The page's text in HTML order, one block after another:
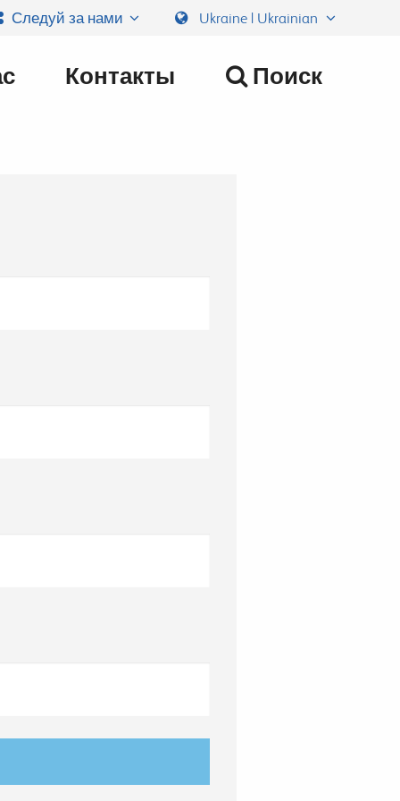
Следуй за нами Ukraine | Ukrainian
Контакты Поиск